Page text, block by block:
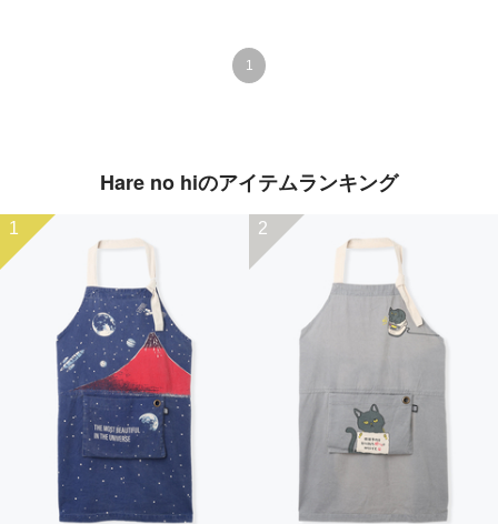
1
Hare no hiのアイテムランキング
1 2